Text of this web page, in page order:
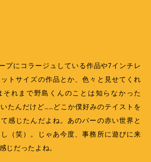
プにコラージュしている作品や7インチレ
トサイズの作品とか、色々と見せてくれ
それまで野島くんのことは知らなかった
たんだけど……どこか僕好みのテイストを
感じたんだよね。あのバーの赤い世界と
（笑）。じゃあ今度、事務所に遊びに来
じだったよね。